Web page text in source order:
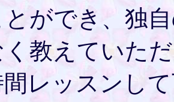
とができ、独
教えていた
レッスンし